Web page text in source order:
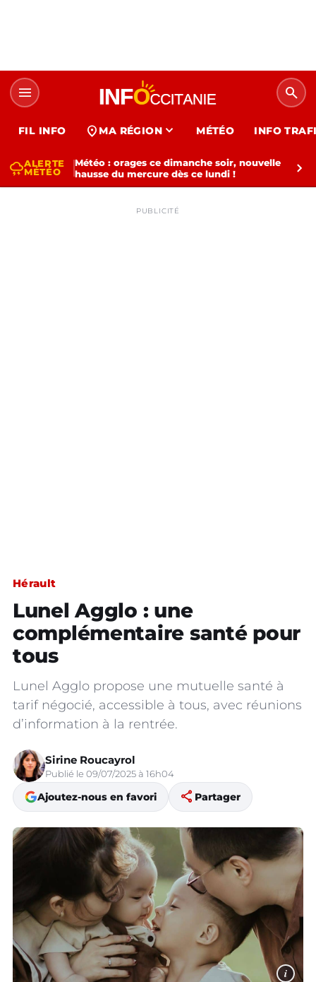
menu search
FIL INFO location_on MA RÉGION expand_more MÉTÉO INFO
thunderstormALERTE
MÉTÉO
Météo : orages ce dimanche soir, nouvelle
hausse du mercure dès ce lundi !
chevron_right
PUBLICITÉ
Hérault
Lunel Agglo : une
complémentaire santé pour
tous
Lunel Agglo propose une mutuelle santé à
tarif négocié, accessible à tous, avec réunions
d’information à la rentrée.
Sirine Roucayrol
Publié le 09/07/2025 à 16h04
Ajoutez-nous en favori share Partager
i